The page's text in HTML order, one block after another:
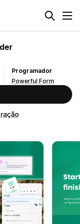
Programador
Powerful Form